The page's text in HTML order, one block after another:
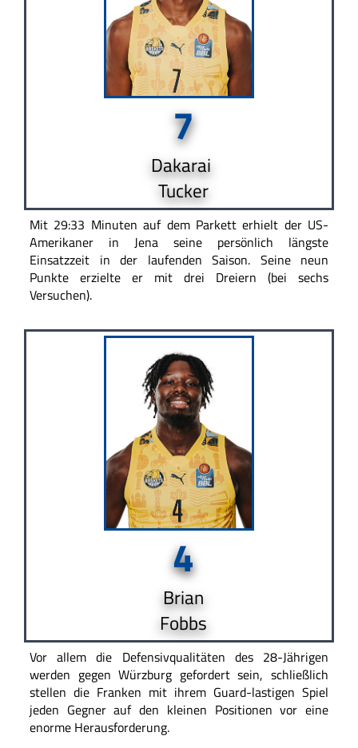
7
Dakarai
Tucker
Mit 29:33 Minuten auf dem Parkett erhielt der US-
Amerikaner in Jena seine persönlich längste
Einsatzzeit in der laufenden Saison. Seine neun
Punkte erzielte er mit drei Dreiern (bei sechs
Versuchen).
4
Brian
Fobbs
Vor allem die Defensivqualitäten des 28-Jährigen
werden gegen Würzburg gefordert sein, schließlich
stellen die Franken mit ihrem Guard-lastigen Spiel
jeden Gegner auf den kleinen Positionen vor eine
enorme Herausforderung.